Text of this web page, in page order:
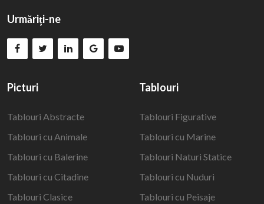
Urmăriți-ne
Picturi
Tablouri Abstracte
Tablouri cu Animale
Tablouri cu Balerine
Tablouri cu Citadine
Tablouri Clasice
Tablouri
Tablouri Figurative
Tablouri cu Marine
Tablouri Naturi Statice
Tablouri cu Nuduri
Tablouri cu Peisaje